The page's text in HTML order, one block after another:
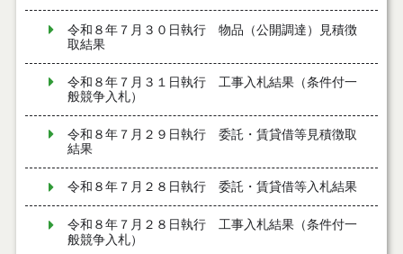
令和８年７月３０日執行 物品（公開調達）見積徴
取結果
令和８年７月３１日執行 工事入札結果（条件付一
般競争入札）
令和８年７月２９日執行 委託・賃貸借等見積徴取
結果
令和８年７月２８日執行 委託・賃貸借等入札結果
令和８年７月２８日執行 工事入札結果（条件付一
般競争入札）